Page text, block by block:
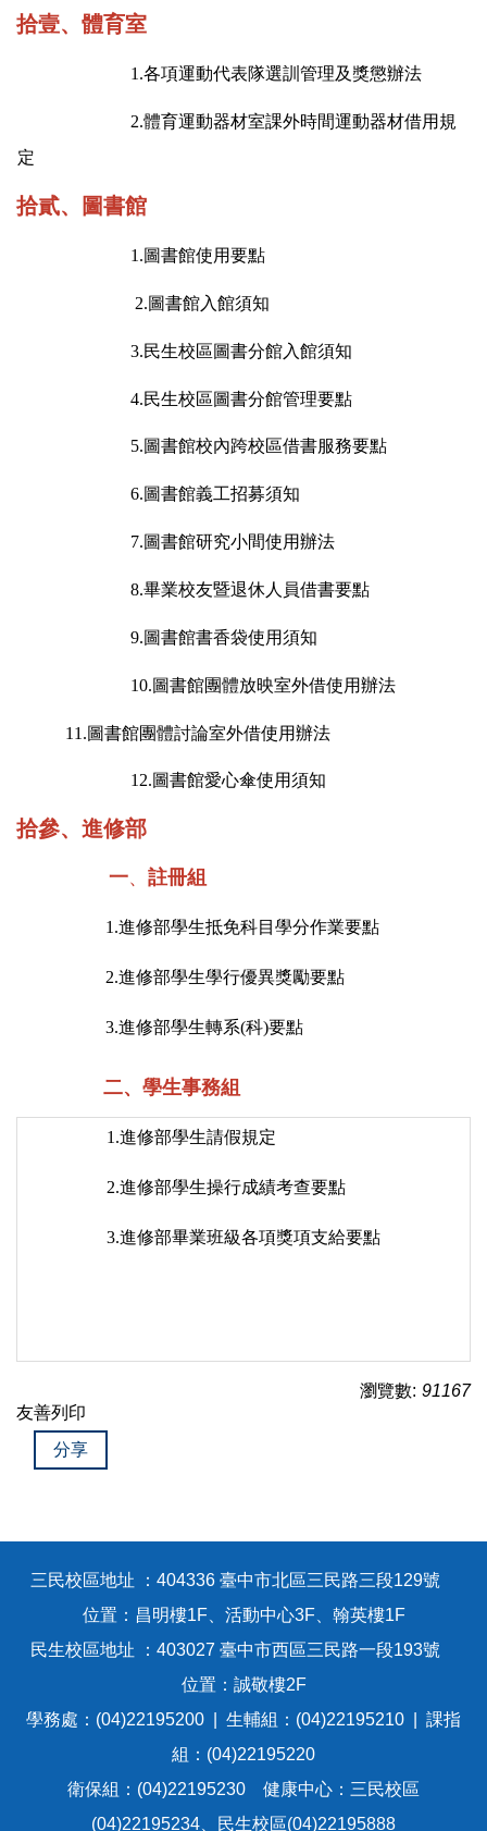
拾壹、體育室
1.各項運動代表隊選訓管理及獎懲辦法
2.體育運動器材室課外時間運動器材借用規
定
拾貳、圖書館
1.圖書館使用要點
2.圖書館入館須知
3.民生校區圖書分館入館須知
4.民生校區圖書分館管理要點
5.圖書館校內跨校區借書服務要點
6.圖書館義工招募須知
7.圖書館研究小間使用辦法
8.畢業校友暨退休人員借書要點
9.圖書館書香袋使用須知
10.圖書館團體放映室外借使用辦法
11.圖書館團體討論室外借使用辦法
12.圖書館愛心傘使用須知
拾參、進修部
一、 註冊組
1.進修部學生抵免科目學分作業要點
2.進修部學生學行優異獎勵要點
3.進修部學生轉系(科)要點
二、學生事務組
1.進修部學生請假規定
2.進修部學生操行成績考查要點
3.進修部畢業班級各項獎項支給要點
瀏覽數: 91167
友善列印
分享
三民校區地址 ：404336 臺中市北區三民路三段129號
位置：昌明樓1F、活動中心3F、翰英樓1F
民生校區地址 ：403027 臺中市西區三民路一段193號
位置：誠敬樓2F
學務處：(04)22195200 | 生輔組：(04)22195210 | 課指
組：(04)22195220
衛保組：(04)22195230 健康中心：三民校區
(04)22195234、民生校區(04)22195888